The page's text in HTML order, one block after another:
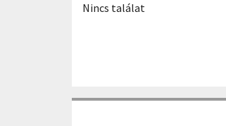
Nincs találat